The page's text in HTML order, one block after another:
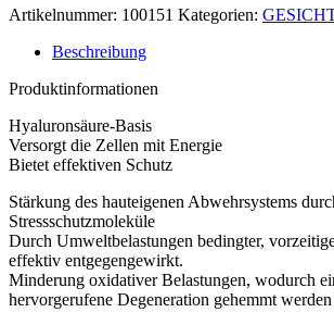
Artikelnummer: 100151 Kategorien:
Beschreibung
Produktinformationen
Hyaluronsäure-Basis
Versorgt die Zellen mit Energie
Bietet effektiven Schutz
Stärkung des hauteigenen Abwehrsystems
Stressschutzmoleküle
Durch Umweltbelastungen bedingter,
effektiv entgegengewirkt.
Minderung oxidativer Belastungen, wodurch
hervorgerufene Degeneration gehemmt